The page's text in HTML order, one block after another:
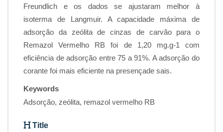
Freundlich e os dados se ajustaram melhor à
isoterma de Langmuir. A capacidade máxima de
adsorção da zeólita de cinzas de carvão para o
Remazol Vermelho RB foi de 1,20 mg.g-1 com
eficiência de adsorção entre 75 a 91%. A adsorção do
corante foi mais eficiente na presençade sais.
Keywords
Adsorção, zeólita, remazol vermelho RB
Title